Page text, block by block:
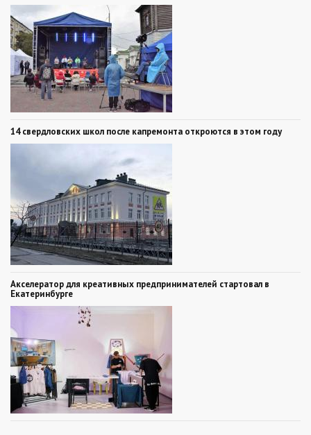
14 свердловских школ после капремонта откроются в этом году
Акселератор для креативных предпринимателей стартовал в
Екатеринбурге